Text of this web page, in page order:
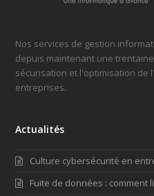
Nos services de gestion
depuis maintenant une
sécurisation et l'optimisation
entreprises.
Actualités
Culture cybersécurité en
Fuite de données : comment